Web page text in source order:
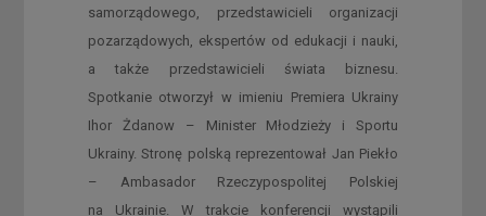
samorządowego, przedstawicieli organizacji
pozarządowych, ekspertów od edukacji i nauki,
a także przedstawicieli świata biznesu.
Spotkanie otworzył w imieniu Premiera Ukrainy
Ihor Żdanow – Minister Młodzieży i Sportu
Ukrainy. Stronę polską reprezentował Jan Piekło
– Ambasador Rzeczypospolitej Polskiej
na Ukrainie. W trakcie konferencji wystąpili